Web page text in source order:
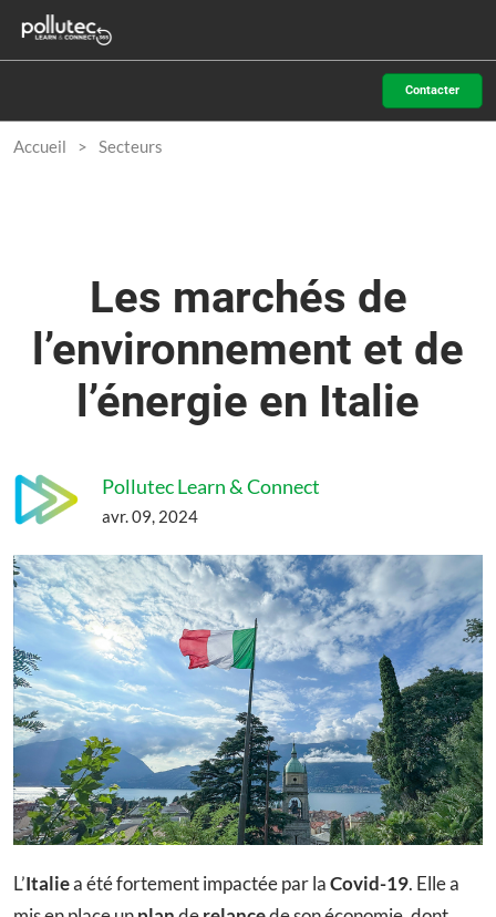
Accéder
au
contenu
Contacter
Accueil Secteurs
Les marchés de
l’environnement et de
l’énergie en Italie
Pollutec Learn & Connect
avr. 09, 2024
L’Italiea été fortement impactée par laCovid-19. Elle a